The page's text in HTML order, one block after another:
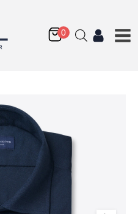
Non-Iron Supima Twill
Fabric